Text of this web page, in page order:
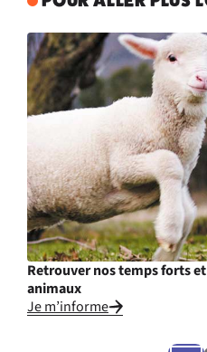
Retrouver nos temps forts
animaux
Je m’informe